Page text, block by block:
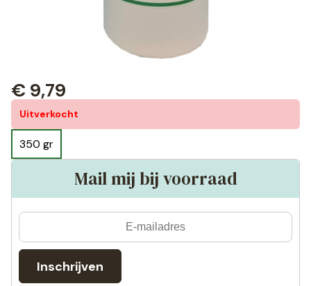
Uitverkocht
350 gr
€ 9,79
Mail mij bij voorraad
Inschrijven